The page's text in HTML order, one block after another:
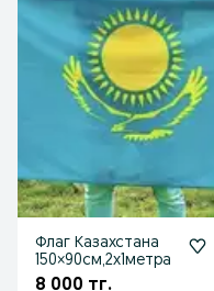
Флаг Казахстана
150×90см,2х1метра
8 000 тг.